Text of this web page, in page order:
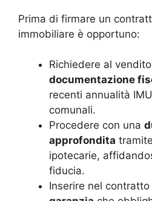
Prima di firmare un
immobiliare è opportuno:
Richiedere al
documentazione
recenti annualità
comunali.
Procedere con una
approfondita
ipotecarie,
fiducia.
Inserire nel contratto